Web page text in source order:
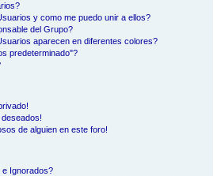
y como me puedo unir a ellos?
del Grupo?
aparecen en diferentes colores?
predeterminado"?
de alguien en este foro!
e Ignorados?